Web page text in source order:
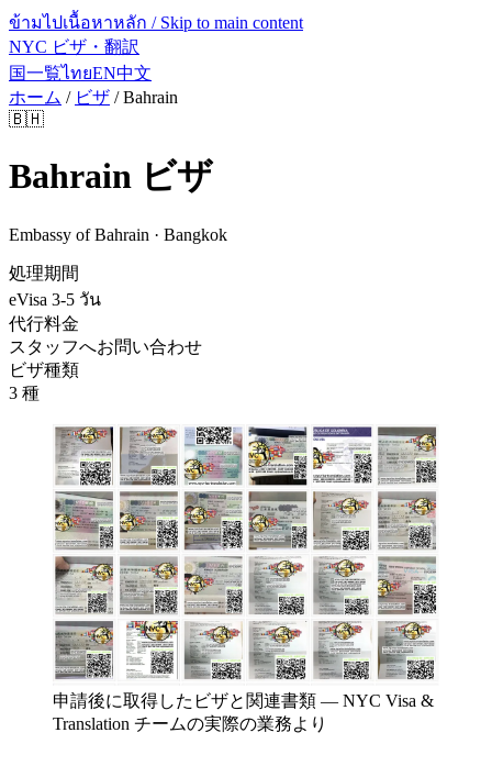
ข้ามไปเนื้อหาหลัก / Skip to main content
NYC ビザ・翻訳
国一覧ไทยEN中文
ホーム / ビザ /Bahrain
🇧🇭
Bahrain ビザ
Embassy of Bahrain · Bangkok
処理期間
eVisa 3-5 วัน
代行料金
スタッフへお問い合わせ
ビザ種類
3 種
申請後に取得したビザと関連書類 — NYC Visa &
Translation チームの実際の業務より